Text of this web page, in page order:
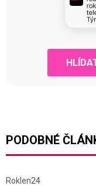
PODOBNÉ
Roklen24